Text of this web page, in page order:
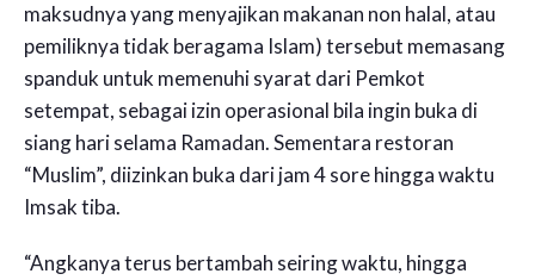
maksudnya yang menyajikan makanan non halal, atau
pemiliknya tidak beragama Islam) tersebut memasang
spanduk untuk memenuhi syarat dari Pemkot
setempat, sebagai izin operasional bila ingin buka di
siang hari selama Ramadan. Sementara restoran
“Muslim”, diizinkan buka dari jam 4 sore hingga waktu
Imsak tiba.
“Angkanya terus bertambah seiring waktu, hingga